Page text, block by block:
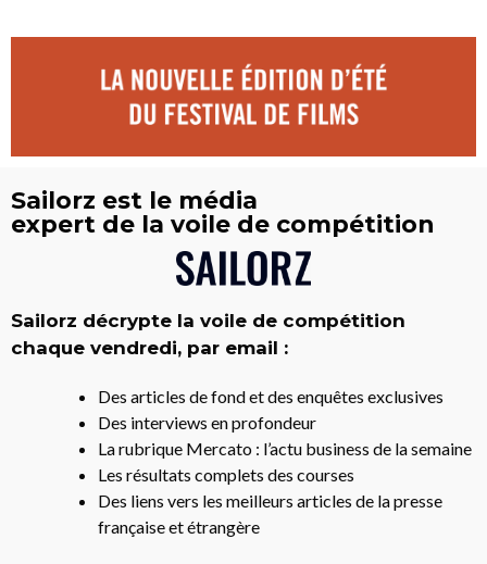
Sailorz est le média
expert de la voile de compétition
Sailorz décrypte la voile de compétition
chaque vendredi, par email :
Des articles de fond et des enquêtes exclusives
Des interviews en profondeur
La rubrique Mercato : l’actu business de la semaine
Les résultats complets des courses
Des liens vers les meilleurs articles de la presse
française et étrangère